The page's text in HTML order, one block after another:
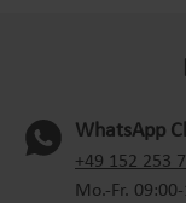
WhatsApp
+49 152 253
Mo.-Fr.